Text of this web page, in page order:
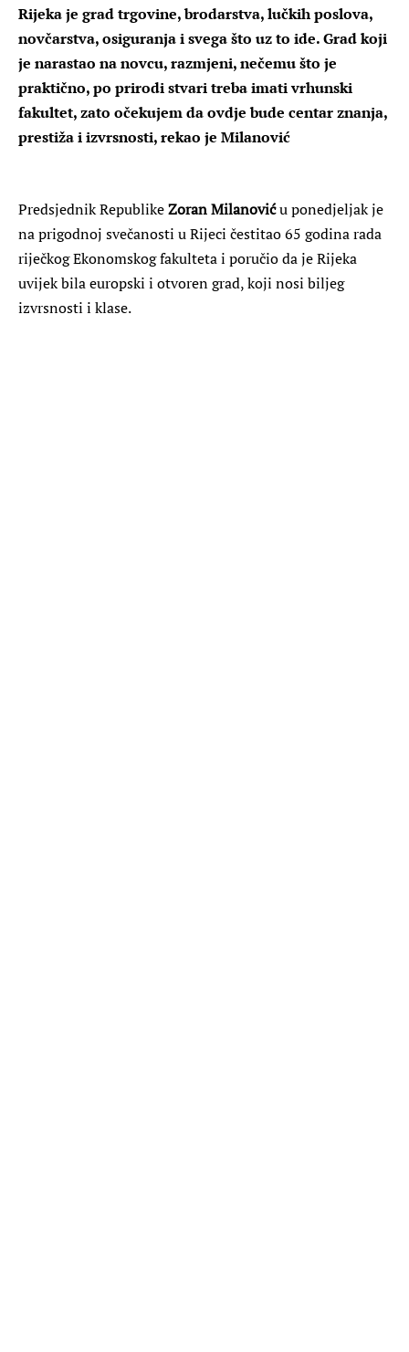
Rijeka je grad trgovine, brodarstva, lučkih poslova,
novčarstva, osiguranja i svega što uz to ide. Grad koji
je narastao na novcu, razmjeni, nečemu što je
praktično, po prirodi stvari treba imati vrhunski
fakultet, zato očekujem da ovdje bude centar znanja,
prestiža i izvrsnosti, rekao je Milanović
Predsjednik RepublikeZoran Milanoviću ponedjeljak je
na prigodnoj svečanosti u Rijeci čestitao 65 godina rada
riječkog Ekonomskog fakulteta i poručio da je Rijeka
uvijek bila europski i otvoren grad, koji nosi biljeg
izvrsnosti i klase.